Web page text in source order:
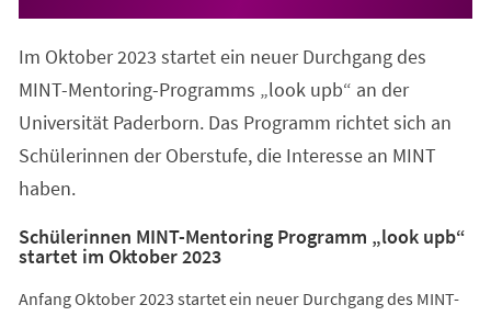
Im Oktober 2023 startet ein neuer Durchgang des
MINT-Mentoring-Programms „look upb“ an der
Universität Paderborn. Das Programm richtet sich an
Schülerinnen der Oberstufe, die Interesse an MINT
haben.
Schülerinnen MINT-Mentoring Programm „look upb“
startet im Oktober 2023
Anfang Oktober 2023 startet ein neuer Durchgang des MINT-